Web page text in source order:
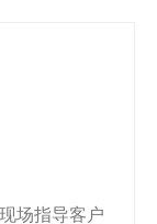
场指导客户